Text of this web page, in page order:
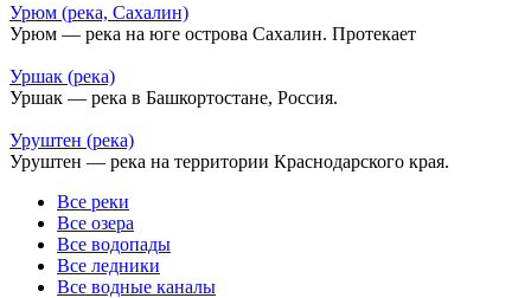
Урюм (река, Сахалин)
Урюм — река на юге острова Сахалин. Протекает
Уршак (река)
Уршак — река в Башкортостане, Россия.
Уруштен (река)
Уруштен — река на территории Краснодарского края.
Все реки
Все озера
Все водопады
Все ледники
Все водные каналы